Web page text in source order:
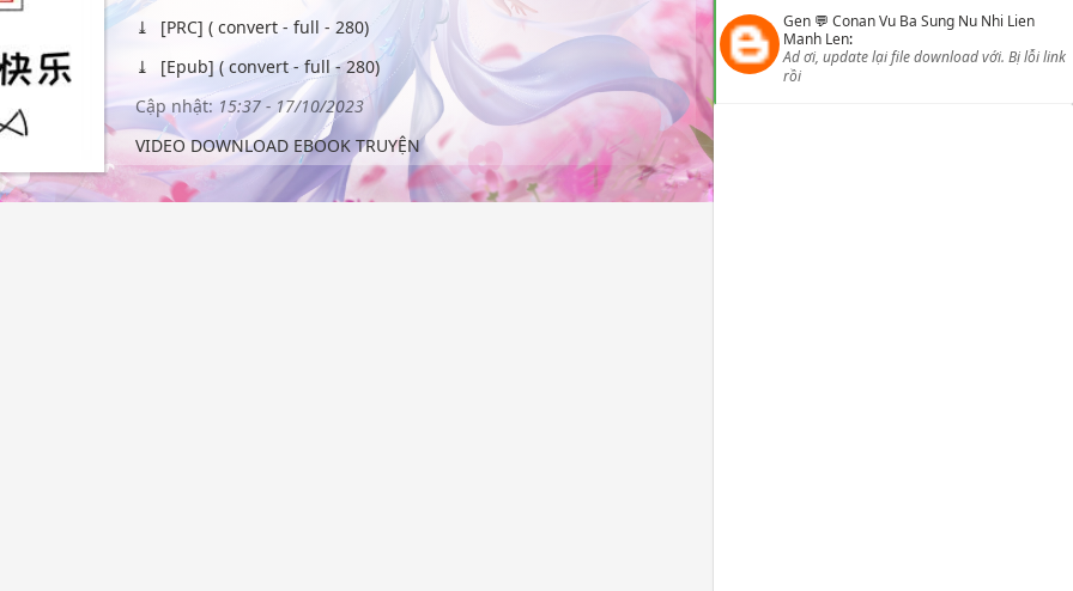
[PRC] ( convert - full - 280)
[Epub] ( convert - full - 280)
Cập nhật:15:37 - 17/10/2023
VIDEO DOWNLOAD EBOOK TRUYỆN
Gen 💬 Conan Vu Ba Sung Nu Nhi Lien
Manh Len:
Ad ơi, update lại file download với. Bị lỗi link
rồi